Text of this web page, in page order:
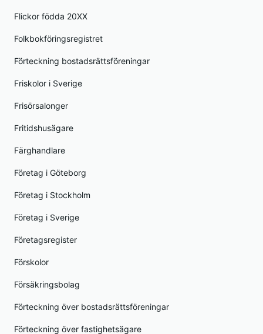
Flickor födda 20XX
Folkbokföringsregistret
Förteckning bostadsrättsföreningar
Friskolor i Sverige
Frisörsalonger
Fritidshusägare
Färghandlare
Företag i Göteborg
Företag i Stockholm
Företag i Sverige
Företagsregister
Förskolor
Försäkringsbolag
Förteckning över bostadsrättsföreningar
Förteckning över fastighetsägare